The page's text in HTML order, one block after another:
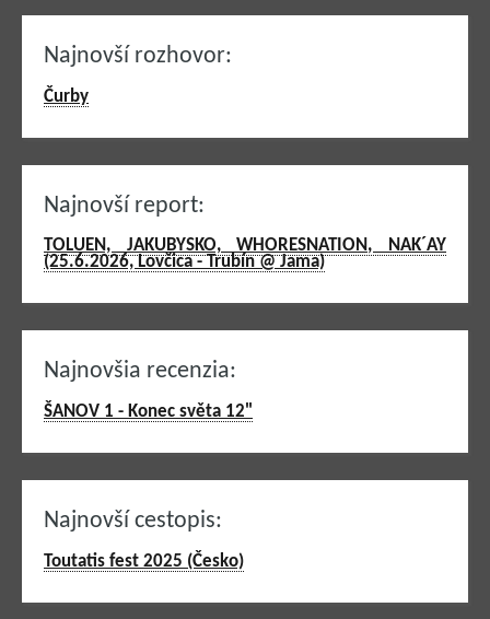
Najnovší rozhovor:
Čurby
Najnovší report:
TOLUEN, JAKUBYSKO, WHORESNATION, NAK´AY
(25.6.2026, Lovčica - Trubín @ Jama)
Najnovšia recenzia:
ŠANOV 1 - Konec světa 12"
Najnovší cestopis:
Toutatis fest 2025 (Česko)